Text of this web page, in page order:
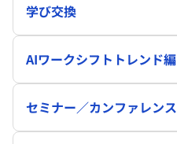
学び交換
AIワークシフトトレンド編
セミナー／カンファレンス